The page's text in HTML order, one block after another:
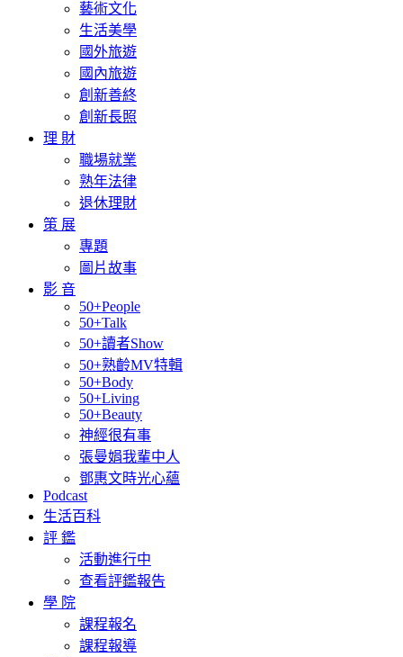
藝術文化
生活美學
國外旅遊
國內旅遊
創新善終
創新長照
理 財
職場就業
熟年法律
退休理財
策 展
專題
圖片故事
影 音
50+People
50+Talk
50+讀者Show
50+熟齡MV特輯
50+Body
50+Living
50+Beauty
神經很有事
張曼娟我輩中人
鄧惠文時光心蘊
Podcast
生活百科
評 鑑
活動進行中
查看評鑑報告
學 院
課程報名
課程報導